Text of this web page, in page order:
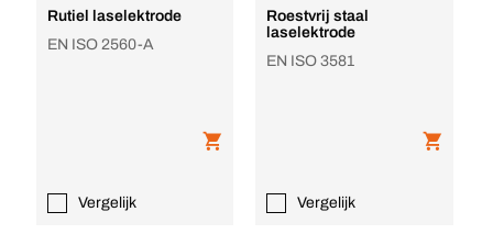
Rutiel laselektrode
EN ISO 2560-A
Vergelijk
Roestvrij staal
laselektrode
EN ISO 3581
Vergelijk